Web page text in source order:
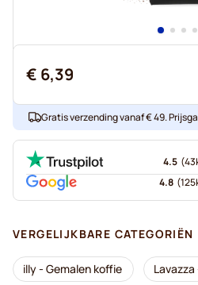
€ 6,39
Gratis verzending vanaf € 49.
4.5 (
4.8 (
VERGELIJKBARE CATEGORIËN
illy - Gemalen koffie